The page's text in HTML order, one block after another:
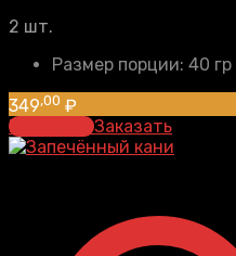
2 шт.
Размер порции: 40 гр
349,00 ₽
В корзинуЗаказать